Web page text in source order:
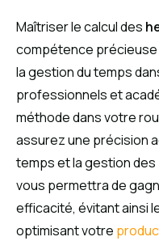
Maîtriser le calcul des
compétence
la gestion du temps
professionnels et
méthode dans votre
assurez une précision
temps et la gestion
vous permettra de
efficacité, évitant ainsi
optimisant votre